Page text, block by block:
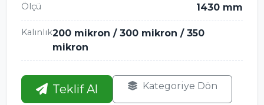
Ölçü 1430 mm
Kalınlık200 mikron / 300 mikron / 350
mikron
Teklif Al Kategoriye Dön